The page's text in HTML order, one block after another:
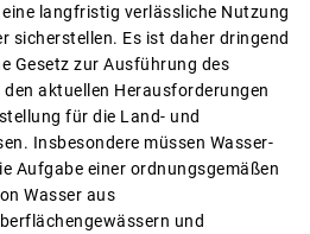
langfristig verlässliche Nutzung
sicherstellen. Es ist daher dringend
Gesetz zur Ausführung des
aktuellen Herausforderungen
für die Land- und
Insbesondere müssen Wasser-
Aufgabe einer ordnungsgemäßen
Wasser aus
und